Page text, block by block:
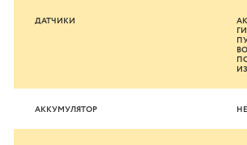
ДАТЧИКИ
АККУМУЛЯТОР